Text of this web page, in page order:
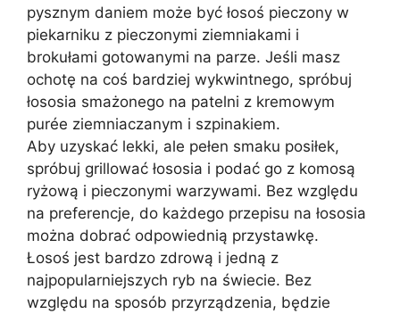
pysznym daniem może być łosoś pieczony w
piekarniku z pieczonymi ziemniakami i
brokułami gotowanymi na parze. Jeśli masz
ochotę na coś bardziej wykwintnego, spróbuj
łososia smażonego na patelni z kremowym
purée ziemniaczanym i szpinakiem.
Aby uzyskać lekki, ale pełen smaku posiłek,
spróbuj grillować łososia i podać go z komosą
ryżową i pieczonymi warzywami. Bez względu
na preferencje, do każdego przepisu na łososia
można dobrać odpowiednią przystawkę.
Łosoś jest bardzo zdrową i jedną z
najpopularniejszych ryb na świecie. Bez
względu na sposób przyrządzenia, będzie